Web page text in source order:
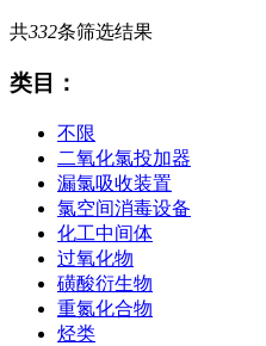
共332条筛选结果
类目：
不限
二氧化氯投加器
漏氯吸收装置
氯空间消毒设备
化工中间体
过氧化物
磺酸衍生物
重氮化合物
烃类